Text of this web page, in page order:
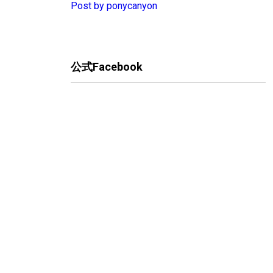
Post by ponycanyon
公式Facebook